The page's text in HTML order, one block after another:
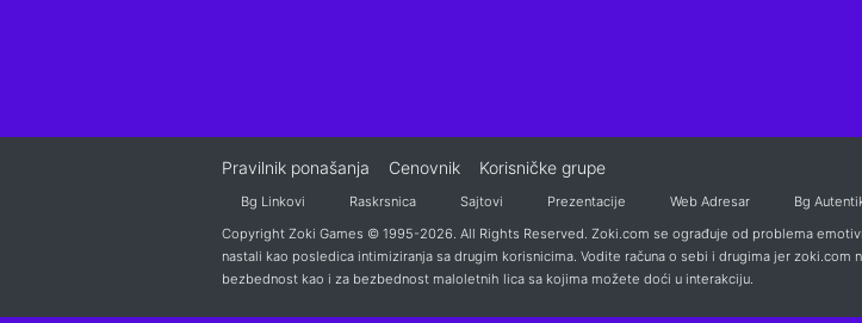
Pravilnik ponašanja Cenovnik Korisničke grupe
Bg Linkovi Raskrsnica Sajtovi Prezentacije Web Adresar Bg
Copyright Zoki Games © 1995-2026. All Rights Reserved. Zoki.com se ograđuje od problema
nastali kao posledica intimiziranja sa drugim korisnicima. Vodite računa o sebi i drugima jer
bezbednost kao i za bezbednost maloletnih lica sa kojima možete doći u interakciju.